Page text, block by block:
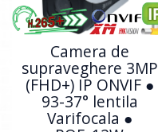
Camera de
supraveghere 3MP
(FHD+) IP ONVIF ●
93-37° lentila
Varifocala ●